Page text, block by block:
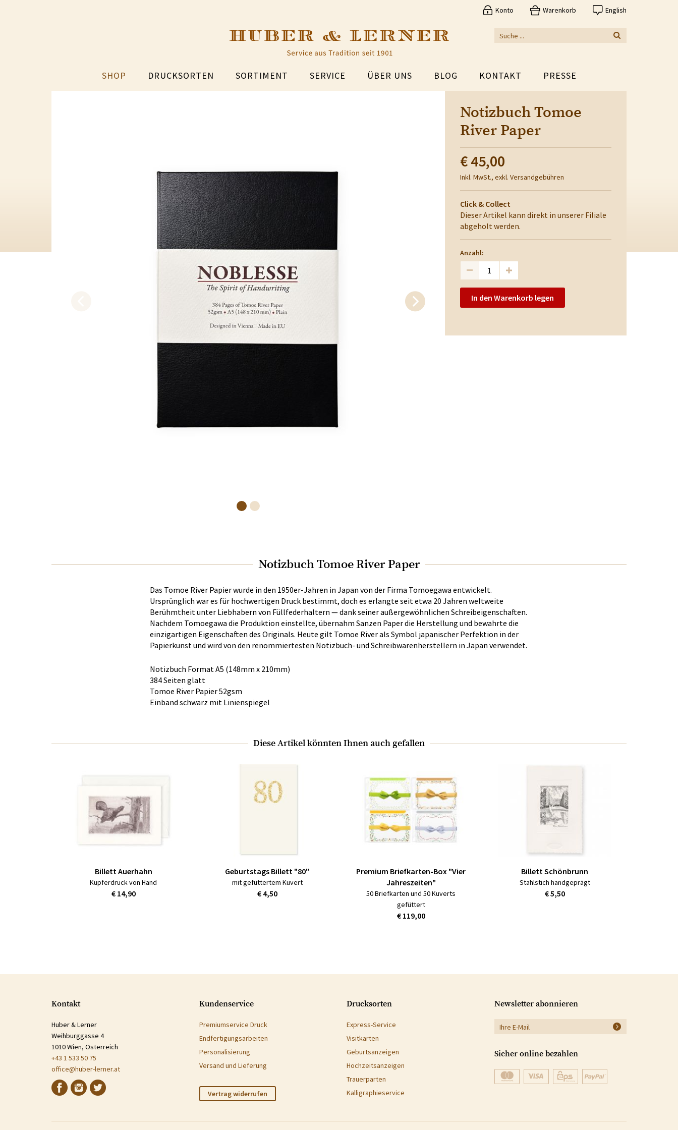
Konto Warenkorb English
SHOP DRUCKSORTEN SORTIMENT SERVICE ÜBER UNS BLOG KONTAKT PRESSE
Notizbuch Tomoe
River Paper
€ 45,00
Inkl. MwSt., exkl. Versandgebühren
Click & Collect
Dieser Artikel kann direkt in unserer Filiale
abgeholt werden.
Anzahl:
In den Warenkorb legen
Notizbuch Tomoe River Paper
Das Tomoe River Papier wurde in den 1950er-Jahren in Japan von der Firma Tomoegawa entwickelt.
Ursprünglich war es für hochwertigen Druck bestimmt, doch es erlangte seit etwa 20 Jahren weltweite
Berühmtheit unter Liebhabern von Füllfederhaltern — dank seiner außergewöhnlichen Schreibeigenschaften.
Nachdem Tomoegawa die Produktion einstellte, übernahm Sanzen Paper die Herstellung und bewahrte die
einzigartigen Eigenschaften des Originals. Heute gilt Tomoe River als Symbol japanischer Perfektion in der
Papierkunst und wird von den renommiertesten Notizbuch- und Schreibwarenherstellern in Japan verwendet.
Notizbuch Format A5 (148mm x 210mm)
384 Seiten glatt
Tomoe River Papier 52gsm
Einband schwarz mit Linienspiegel
Diese Artikel könnten Ihnen auch gefallen
Billett Auerhahn
Kupferdruck von Hand
€ 14,90
Geburtstags Billett "80"
mit gefüttertem Kuvert
€ 4,50
Premium Briefkarten-Box "Vier
Jahreszeiten"
50 Briefkarten und 50 Kuverts
gefüttert
€ 119,00
Billett Schönbrunn
Stahlstich handgeprägt
€ 5,50
Kontakt
Huber & Lerner
Weihburggasse 4
1010 Wien, Österreich
+43 1 533 50 75
office@huber-lerner.at
Kundenservice
Premiumservice Druck
Endfertigungsarbeiten
Personalisierung
Versand und Lieferung
Vertrag widerrufen
Drucksorten
Express-Service
Visitkarten
Geburtsanzeigen
Hochzeitsanzeigen
Trauerparten
Kalligraphieservice
Newsletter abonnieren
Sicher online bezahlen